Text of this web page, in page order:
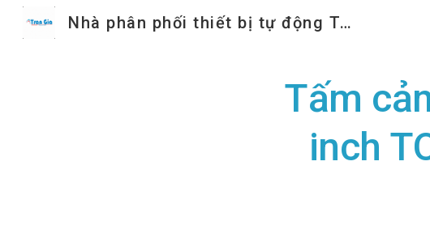
Skip to main
Nhà phân phối thiết bị tự động Trần Gia
Tấm
inch